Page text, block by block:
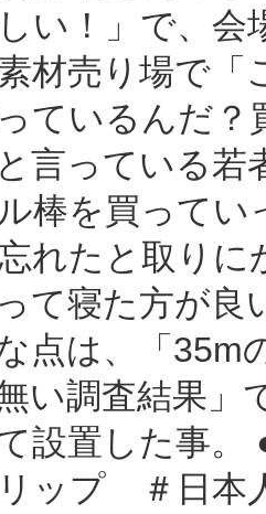
い！」で、会
材売り場で
ているんだ
言っている若
棒を買って
れたと取り
て寝た方が
点は、「35m
い調査結果」
設置した事。
ップ ＃日本